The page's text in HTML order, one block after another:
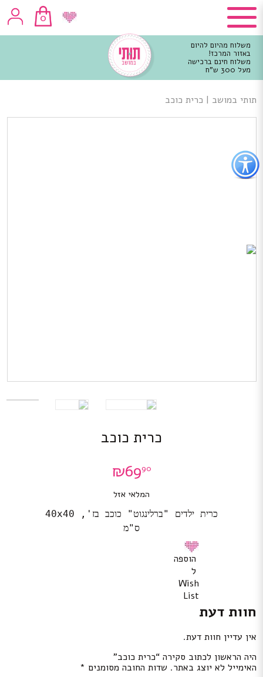
כפתור
לפתיחת
תפריט
נגישות
0
משלוח מהיום להיום
באזור המרכז!
משלוח חינם ברכישה
מעל 300 ש"ח
מרכזי
תותי במושב | כרית כוכב
כרית כוכב
₪6990
המלאי אזל
כרית ילדים "ברלינגוט" כוכב בז', 40x40
ס"מ
הוספה
ל
Wish
List
חוות דעת
אין עדיין חוות דעת.
היה הראשון לכתוב סקירה “כרית כוכב”
האימייל לא יוצג באתר. שדות החובה מסומנים *